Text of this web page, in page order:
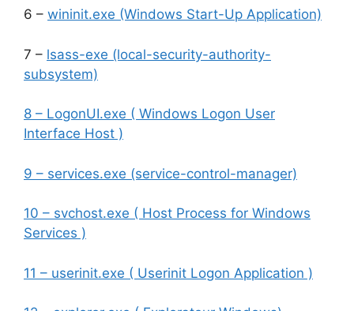
6 – wininit.exe (Windows Start-Up Application)
7 – lsass-exe (local-security-authority-
subsystem)
8 – LogonUI.exe ( Windows Logon User
Interface Host )
9 – services.exe (service-control-manager)
10 – svchost.exe ( Host Process for Windows
Services )
11 – userinit.exe ( Userinit Logon Application )